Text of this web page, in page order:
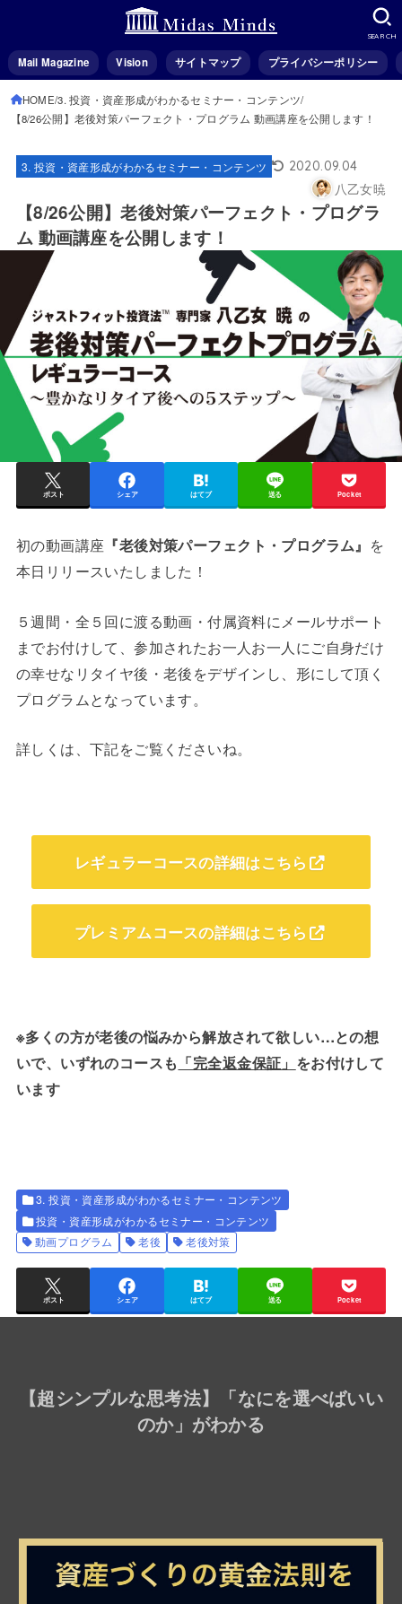
Mail Magazine Vision サイトマップ プライバシーポリシー
SEARCH
HOME 3. 投資・資産形成がわかるセミナー・コンテンツ
【8/26公開】老後対策パーフェクト・プログラム 動画講座を公開します！
3. 投資・資産形成がわかるセミナー・コンテンツ 2020.09.04
八乙女暁
【8/26公開】老後対策パーフェクト・プログラ
ム 動画講座を公開します！
ポスト シェア はてブ 送る Pocket
初の動画講座 『老後対策パーフェクト・プログラム』 を
本日リリースいたしました！
５週間・全５回に渡る動画・付属資料にメールサポート
までお付けして、参加されたお一人お一人にご自身だけ
の幸せなリタイヤ後・老後をデザインし、形にして頂く
プログラムとなっています。
詳しくは、下記をご覧くださいね。
レギュラーコースの詳細はこちら
プレミアムコースの詳細はこちら
※多くの方が老後の悩みから解放されて欲しい…との想
いで、いずれのコースも 「完全返金保証」 をお付けして
います
3. 投資・資産形成がわかるセミナー・コンテンツ
投資・資産形成がわかるセミナー・コンテンツ
動画プログラム
老後 老後対策
ポスト シェア はてブ 送る Pocket
【超シンプルな思考法】「なにを選べばいい
のか」がわかる